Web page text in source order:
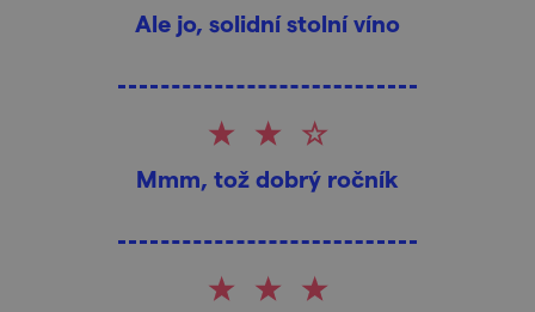
Ale jo, solidní stolní víno
Mmm, tož dobrý ročník